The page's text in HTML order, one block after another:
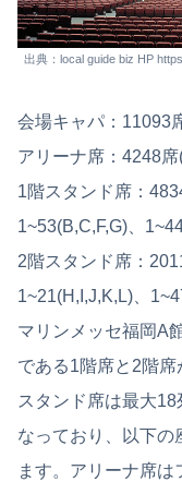
出典：local guide biz HP
会場キャパ：11093
アリーナ席：4248
1階スタンド席：
1~53(B,C,F,G)、
2階スタンド席：
1~21(H,I,J,K,L)、
マリンメッセ福岡A
である1階席と2階
スタンド席は最大
なっており、以下の
ます。アリーナ席